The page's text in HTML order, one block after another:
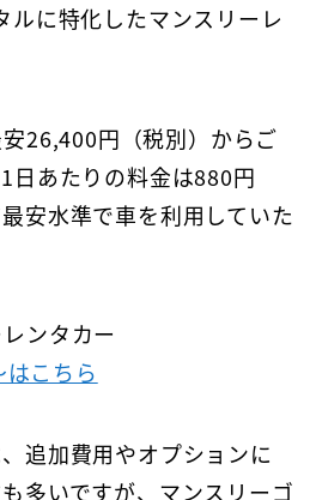
ルに特化したマンスリーレ
26,400円（税別）からご
日あたりの料金は880円
最安水準で車を利用していた
ンタカー
こちら
追加費用やオプションに
多いですが、マンスリーゴ